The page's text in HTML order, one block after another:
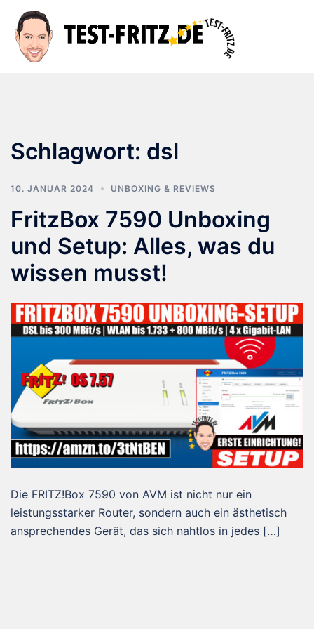
Inhalt
springen
Schlagwort: dsl
10. JANUAR 2024 UNBOXING & REVIEWS
FritzBox 7590 Unboxing
und Setup: Alles, was du
wissen musst!
Die FRITZ!Box 7590 von AVM ist nicht nur ein
leistungsstarker Router, sondern auch ein ästhetisch
ansprechendes Gerät, das sich nahtlos in jedes […]